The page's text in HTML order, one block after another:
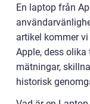
En laptop från
artikel kommer
Apple, dess
mätningar,
historisk